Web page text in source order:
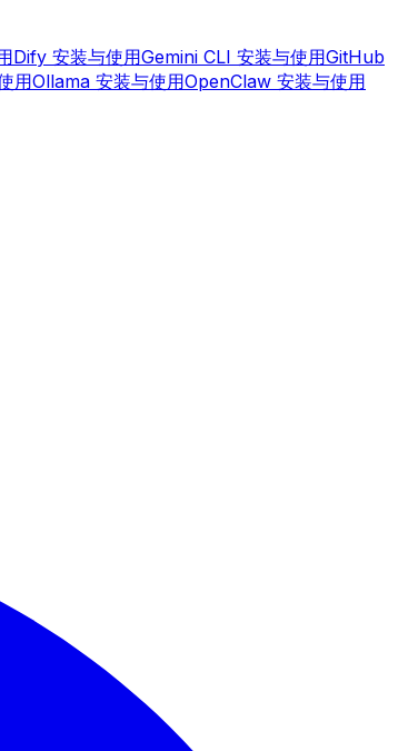
Dify 安装与使用Gemini CLI 安装与使用GitHub
用Ollama 安装与使用OpenClaw 安装与使用